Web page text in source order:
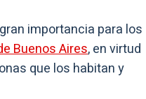
importancia para los
Buenos Aires, en virtud
que los habitan y